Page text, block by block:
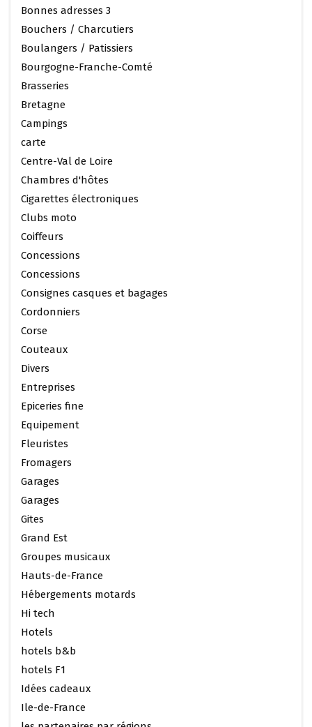
Bonnes adresses 3
Bouchers / Charcutiers
Boulangers / Patissiers
Bourgogne-Franche-Comté
Brasseries
Bretagne
Campings
carte
Centre-Val de Loire
Chambres d'hôtes
Cigarettes électroniques
Clubs moto
Coiffeurs
Concessions
Concessions
Consignes casques et bagages
Cordonniers
Corse
Couteaux
Divers
Entreprises
Epiceries fine
Equipement
Fleuristes
Fromagers
Garages
Garages
Gites
Grand Est
Groupes musicaux
Hauts-de-France
Hébergements motards
Hi tech
Hotels
hotels b&b
hotels F1
Idées cadeaux
Ile-de-France